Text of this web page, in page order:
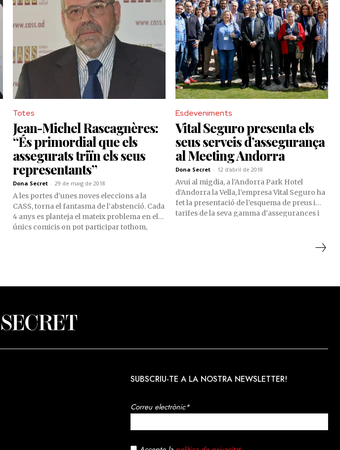
Totes
Jean-Michel Rascagnères:
“És primordial que els
assegurats triïn els seus
representants”
Dona Secret - 29 de maig de 2018
A les portes d’unes noves eleccions a la
CASS, torna el fantasma de l’abstenció. Cada
4 anys es planteja el mateix problema en els
únics comicis on pot participar tothom,
Esdeveniments
Vital Seguro presenta els
seus serveis d’assegurança
al Meeting Andorra
Dona Secret - 12 d'abril de 2018
Avui al migdia, a l’Andorra Park Hotel
d’Andorra la Vella, l’empresa Vital Seguro ha
fet la presentació de l’esquema de preus i
tarifes de la seva gamma d’assegurances i
SUBSCRIU-TE A LA NOSTRA NEWSLETTER!
Correu electrònic*